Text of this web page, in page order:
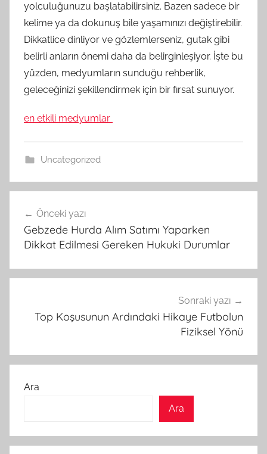
yolculuğunuzu başlatabilirsiniz. Bazen sadece bir
kelime ya da dokunuş bile yaşamınızı değiştirebilir.
Dikkatlice dinliyor ve gözlemlerseniz, gutak gibi
belirli anların önemi daha da belirginleşiyor. İşte bu
yüzden, medyumların sunduğu rehberlik,
geleceğinizi şekillendirmek için bir fırsat sunuyor.
en etkili medyumlar
Uncategorized
gezinmesi
Önceki yazı
Gebzede Hurda Alım Satımı Yaparken
Dikkat Edilmesi Gereken Hukuki Durumlar
Sonraki yazı
Top Koşusunun Ardındaki Hikaye Futbolun
Fiziksel Yönü
Ara
Ara